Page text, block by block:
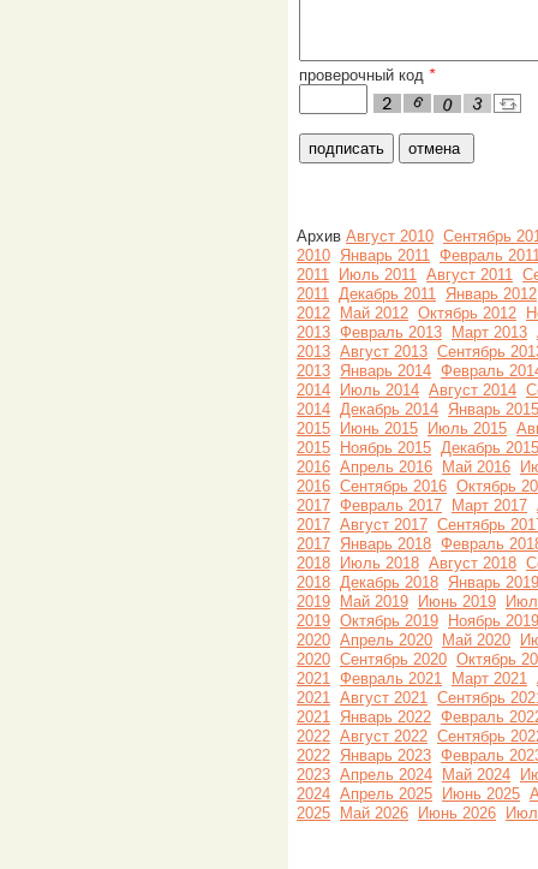
проверочный код *
Архив Август 2010 Сентябрь
2010 Январь 2011 Февраль
2011
Июль 2011 Август 2011
2011 Декабрь 2011 Январь 2012
2012
Май 2012 Октябрь 2012
2013 Февраль 2013 Март 2013
2013 Август 2013 Сентябрь
2013 Январь 2014 Февраль
2014
Июль 2014 Август 2014
2014 Декабрь 2014 Январь 2015
2015
Июнь 2015 Июль 2015
2015
Ноябрь 2015 Декабрь 2015
2016 Апрель 2016 Май 2016
2016 Сентябрь 2016 Октябрь
2017 Февраль 2017 Март 2017
2017 Август 2017 Сентябрь
2017 Январь 2018 Февраль
2018
Июль 2018 Август 2018
2018 Декабрь 2018 Январь 2019
2019
Май 2019 Июнь 2019
2019 Октябрь 2019
Ноябрь 2019
2020 Апрель 2020 Май 2020
2020 Сентябрь 2020 Октябрь
2021 Февраль 2021 Март 2021
2021 Август 2021 Сентябрь
2021 Январь 2022 Февраль
2022 Август 2022 Сентябрь
2022 Январь 2023 Февраль
2023 Апрель 2024 Май 2024
2024 Апрель 2025 Июнь 2025
2025
Май 2026 Июнь 2026